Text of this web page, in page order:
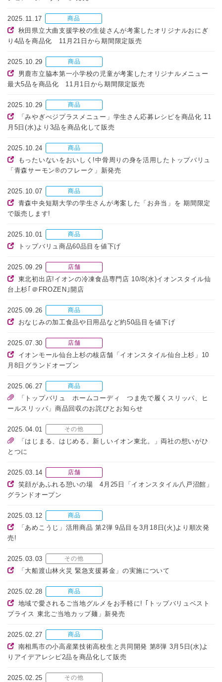
2025.11.17 商品
秋田県立大曲支援学校の生徒さんが考案したオリジナルおにぎ
り4品を商品化 11月21日から期間限定販売
2025.10.29 商品
男鹿市立脇本第一小学校の児童が考案したオリジナルメニュー
最大5品を商品化 11月1日から期間限定販売
2025.10.29 商品
「みやぎべジプラスメニュー」学生さん応募レシピを商品化 11
月5日(水)より3品を商品化して販売
2025.10.24 商品
もったいないをおいしく!中骨周りの身を活用したトップバリュ
「青森サーモン®のフレーク」新発売
2025.10.07 商品
青森中央短期大学の学生さんが考案した「お弁当」を 期間限定
で販売します!
2025.10.01 商品
トップバリュ商品60品目を値下げ
2025.09.29 店舗
東北初出店!イオンの冷凍食品専門店 10/8(水)イオンスタイル仙
台上杉｢＠FROZEN｣開店
2025.09.26 商品
おなじみの加工食品や日用品など約50品目を値下げ
2025.07.30 店舗
イオンモール仙台上杉の核店舗「イオンスタイル仙台上杉」10
月8日グランドオープン
2025.06.27 商品
「トップバリュ ホームコーディ つま先で履くスリッパ、ヒ
ールスリッパ」商品回収のお詫びとお知らせ
2025.04.01 その他
「はじまる、はじめる。新しいイオン東北。」両社の想いがひ
とつに
2025.03.14 店舗
笑顔があふれる憩いの場 4月25日「イオンスタイル八戸沼館」
グランドオープン
2025.03.12 商品
「あめこうじ」活用商品 第2弾 9品目を3月18日(火)より順次発
売!
2025.03.03 その他
「大船渡山林火災 緊急支援募金」の実施について
2025.02.28 商品
地域で愛されるご当地グルメをお手軽に! ｢トップバリュベスト
プライス 東北ご当地カップ麺」新発売
2025.02.27 商品
南相馬市の小高産業技術高校生と共同開発 第8弾 3月5日(水)よ
りアイデアレシピ2品を商品化して販売
2025.02.25 その他